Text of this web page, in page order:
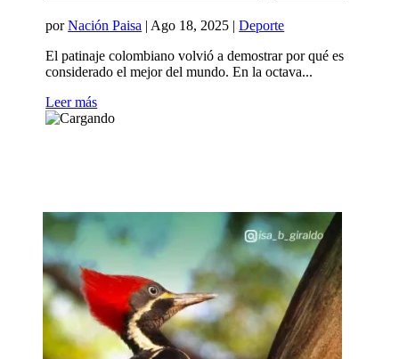
porNación Paisa | Ago 18, 2025 |Deporte
El patinaje colombiano volvió a demostrar por qué es
considerado el mejor del mundo. En la octava...
Leer más